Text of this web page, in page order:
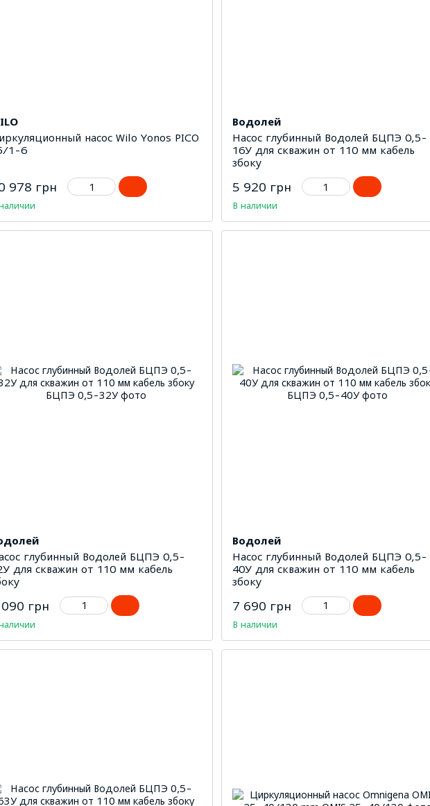
насос Wilo Yonos PICO
1-6
978 грн
Водолей
Насос глубинный Водолей БЦПЭ 0,5-
16У для скважин от 110 мм кабель
збоку
5 920 грн
В наличии
глубинный Водолей БЦПЭ 0,5-
для скважин от 110 мм кабель
грн
Водолей
Насос глубинный Водолей БЦПЭ 0,5-
40У для скважин от 110 мм кабель
збоку
7 690 грн
В наличии